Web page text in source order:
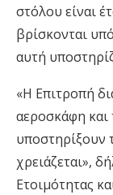
στόλου είναι
βρίσκονται
αυτή
«Η Επιτροπή
αεροσκάφη και
υποστηρίξουν
χρειάζεται»,
Ετοιμότητας